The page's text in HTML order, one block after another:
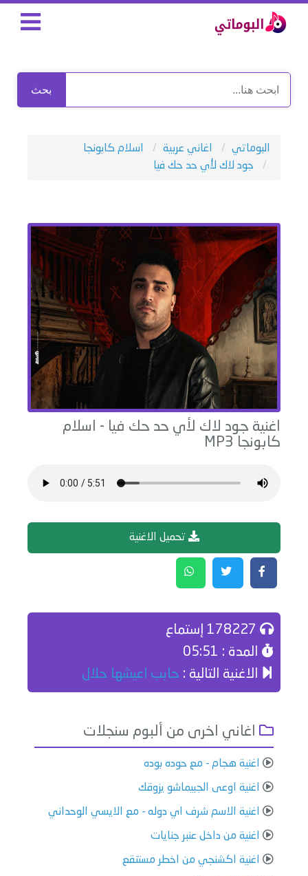
بحث
البوماتي اغاني عربية
اسلام كابونجا
جود لاك لأي حد حك فيا
اغنية جود لاك لأي حد حك فيا -
اسلام
كابونجا
تحميل الاغنية
المدة : 05:51
الاغنية التالية : حابب اعيشها حلال
اغاني اخرى من ألبوم سنجلات
اغنية هجام - مع حوده بوده
اغنية اوعى الجبيماشو يزوقك
اغنية الاسم شرف اي دوله - مع الايسي الوحداني
اغنية من داخل عنبر جنايات
اغنية اكشنجي من اخطر مستنقع